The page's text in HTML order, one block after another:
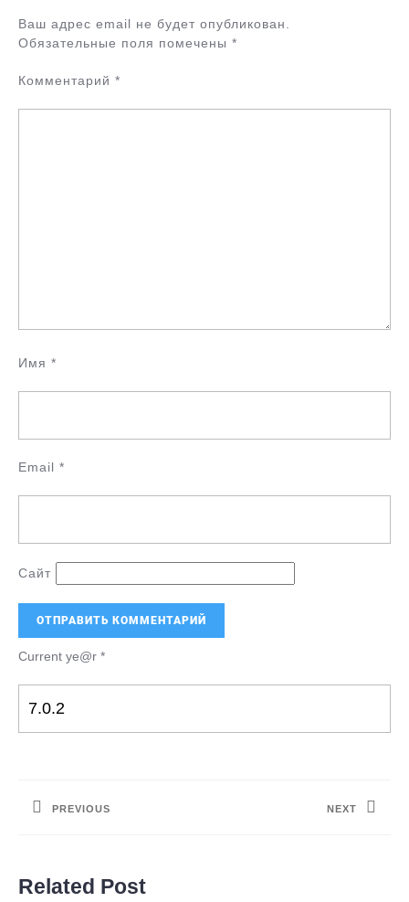
Ваш адрес email не будет опубликован.
Обязательные поля помечены *
Комментарий *
Имя *
Email *
Сайт
Current ye@r *
записям
PREVIOUS NEXT
Related Post